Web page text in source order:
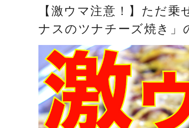
【激ウマ注意！】ただ
ナスのツナチーズ焼き」